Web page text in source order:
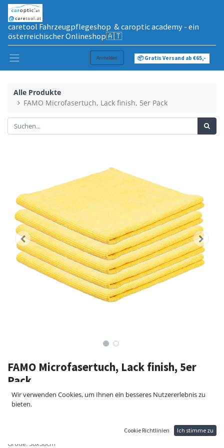
caretool Fahrzeugpflegeshop & caroptic academy - ein
österreichischer Onlineshop🇦🇹
Anmelden 📦 Gratis Versand ab €65,-
Alle Produkte
FAMO Microfasertuch, Lack finish, 5er Pack
FAMO Microfasertuch, Lack finish, 5er
Pack
Speziell für die Fahrzeugaufbereitung angefertigtes weiches Tuch, zum
Abpolieren feinster Polituren und Versiegelungen. Keine Naht und
Größe: 38x38cm
Wir verwenden Cookies, um Ihnen ein besseres Nutzererlebnis zu
bieten.
Cookie Richtlinien Ich stimme zu